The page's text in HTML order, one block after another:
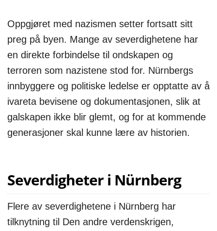
Oppgjøret med nazismen setter fortsatt sitt
preg på byen. Mange av severdighetene har
en direkte forbindelse til ondskapen og
terroren som nazistene stod for. Nürnbergs
innbyggere og politiske ledelse er opptatte av å
ivareta bevisene og dokumentasjonen, slik at
galskapen ikke blir glemt, og for at kommende
generasjoner skal kunne lære av historien.
Severdigheter i Nürnberg
Flere av severdighetene i Nürnberg har
tilknytning til Den andre verdenskrigen,